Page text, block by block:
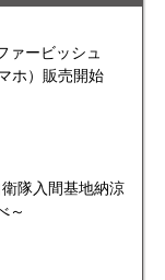
ァービッシュ
ホ）販売開始
隊入間基地納涼
～